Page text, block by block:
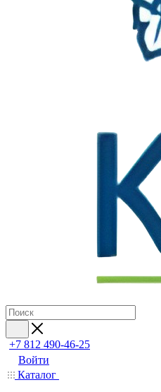
+7 812 490-46-25
Войти
Каталог